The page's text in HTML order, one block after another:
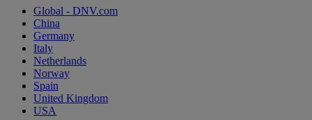
Global - DNV.com
China
Germany
Italy
Netherlands
Norway
Spain
United Kingdom
USA